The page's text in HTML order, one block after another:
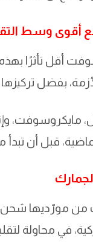
أقوى وسط
بفضل تركيزها
قبل أن تبدأ
في محاولة